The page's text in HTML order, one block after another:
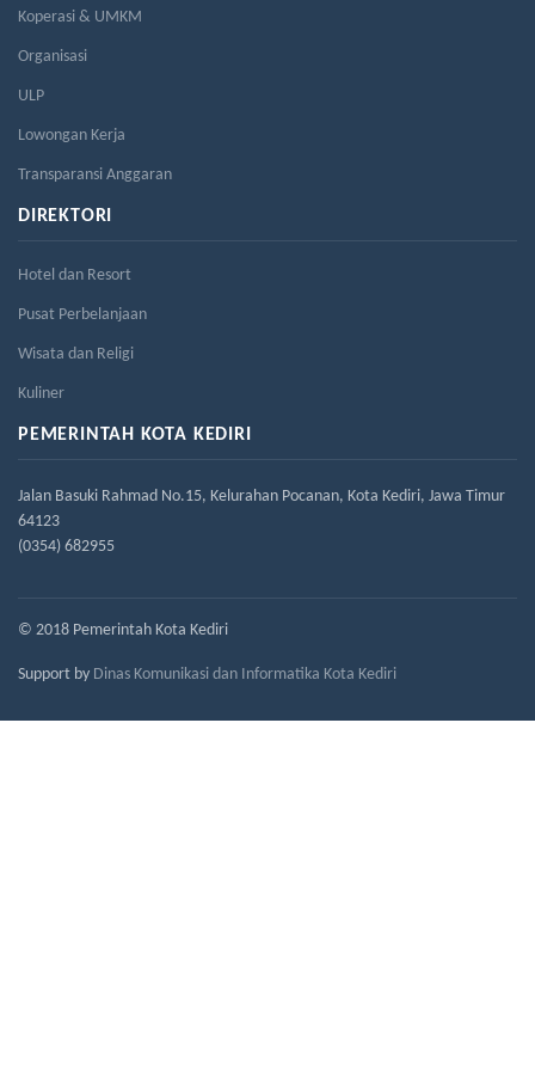
Koperasi & UMKM
Organisasi
ULP
Lowongan Kerja
Transparansi Anggaran
DIREKTORI
Hotel dan Resort
Pusat Perbelanjaan
Wisata dan Religi
Kuliner
PEMERINTAH KOTA KEDIRI
Jalan Basuki Rahmad No.15, Kelurahan Pocanan, Kota Kediri, Jawa Timur
64123
(0354) 682955
© 2018 Pemerintah Kota Kediri
Support by Dinas Komunikasi dan Informatika Kota Kediri